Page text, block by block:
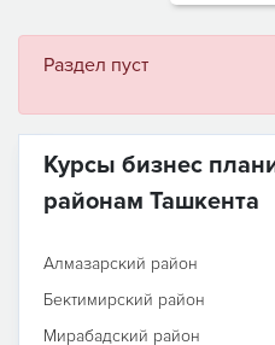
Раздел пуст
Курсы бизнес
районам Ташкента
Алмазарский район
Бектимирский район
Мирабадский район